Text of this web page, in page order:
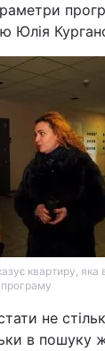
Юлія
квартиру, яка
програму
не
в пошуку